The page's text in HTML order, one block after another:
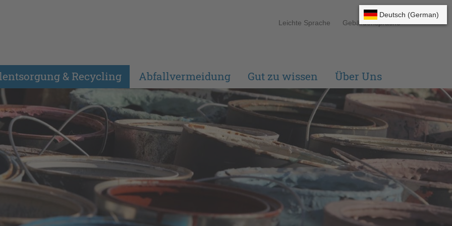
Leichte Sprache Gebärdensprache
& Recycling Abfallvermeidung Gut zu wissen Über Uns